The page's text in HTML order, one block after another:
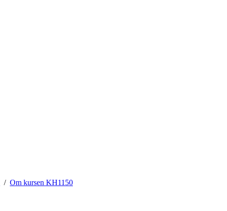
Om kursen KH1150